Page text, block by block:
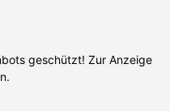
geschützt! Zur Anzeige